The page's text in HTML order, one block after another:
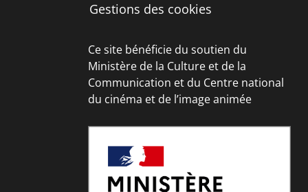
Gestions des cookies
Ce site bénéficie du soutien du
Ministère de la Culture et de la
Communication et du Centre national
du cinéma et de l’image animée